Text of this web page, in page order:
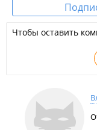
Чтобы оставить